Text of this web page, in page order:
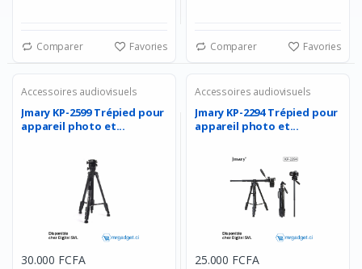
Comparer Favories Comparer Favories
Accessoires audiovisuels
Jmary KP-2599 Trépied pour
appareil photo et...
30.000 FCFA
Accessoires audiovisuels
Jmary KP-2294 Trépied pour
appareil photo et...
25.000 FCFA